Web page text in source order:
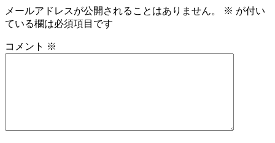
メールアドレスが公開されることはありません。 ※ が付い
ている欄は必須項目です
コメント ※